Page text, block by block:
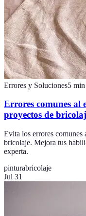
Errores y Soluciones5 min
Errores comunes al
proyectos de
Evita los errores comunes
bricolaje. Mejora tus
experta.
pinturabricolaje
Jul 31